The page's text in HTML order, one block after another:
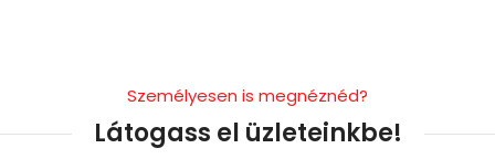
Személyesen is megnéznéd?
Látogass el üzleteinkbe!